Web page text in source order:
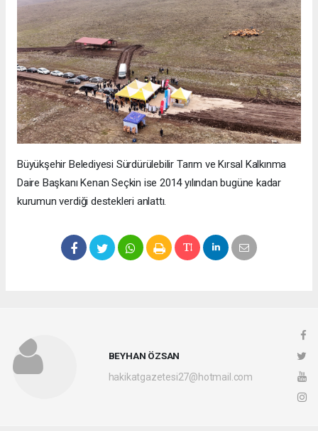
Büyükşehir Belediyesi Sürdürülebilir Tarım ve Kırsal Kalkınma
Daire Başkanı Kenan Seçkin ise 2014 yılından bugüne kadar
kurumun verdiği destekleri anlattı.
BEYHAN ÖZSAN
hakikatgazetesi27@hotmail.com